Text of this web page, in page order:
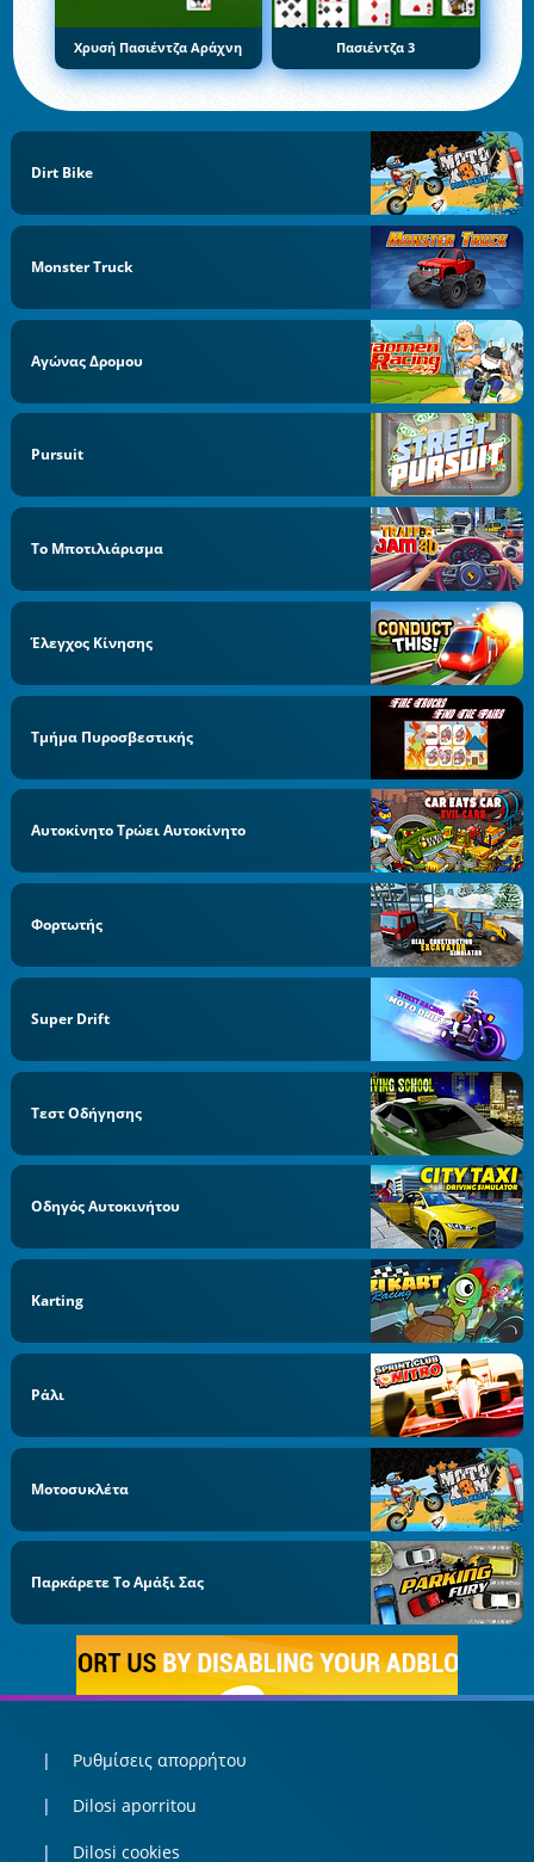
Χρυσή Πασιέντζα Αράχνη Πασιέντζα 3
Dirt Bike
Monster Truck
Αγώνας Δρομου
Pursuit
Το Μποτιλιάρισμα
Έλεγχος Κίνησης
Τμήμα Πυροσβεστικής
Αυτοκίνητο Τρώει Αυτοκίνητο
Φορτωτής
Super Drift
Τεστ Οδήγησης
Οδηγός Αυτοκινήτου
Karting
Ράλι
Μοτοσυκλέτα
Παρκάρετε Το Αμάξι Σας
Ρυθμίσεις απορρήτου
Dilosi aporritou
Dilosi cookies